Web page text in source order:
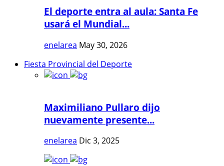
El deporte entra al aula: Santa Fe
usará el Mundial...
enelarea May 30, 2026
Fiesta Provincial del Deporte
Maximiliano Pullaro dijo
nuevamente presente...
enelarea Dic 3, 2025